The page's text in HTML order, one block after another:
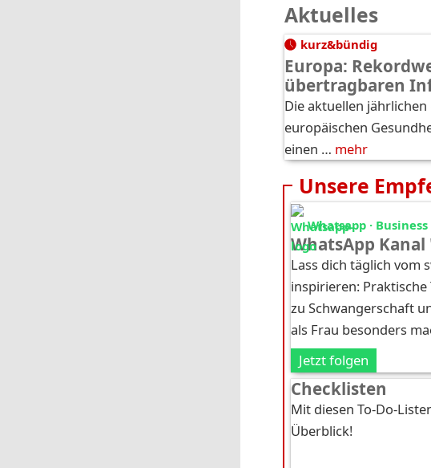
Aktuelles
kurz&bündig
Europa:
übertragbaren
Die aktuellen
europäischen
einen … mehr
Unsere
Whatsapp · Business
WhatsApp
Lass dich täglich vom
inspirieren:
zu Schwangerschaft
als Frau besonders
Jetzt folgen
Checklisten
Mit diesen To-Do-
Überblick!